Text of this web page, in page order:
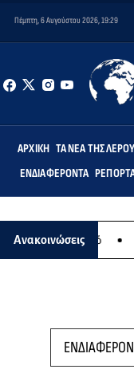
Πέμπτη, 6 Αυγούστου 2026, 19:29
ΑΡΧΙΚΉ ΤΑ ΝΈΑ ΤΗΣ ΛΈΡΟΥ
ΕΝΔΙΑΦΈΡΟΝΤΑ
Ανακοινώσεις
σκοπό Η